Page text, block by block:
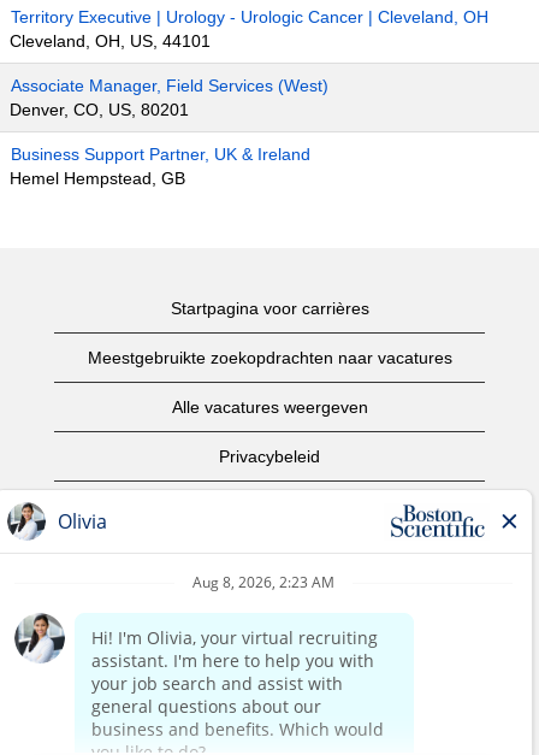
Territory Executive | Urology - Urologic Cancer | Cleveland, OH
Cleveland, OH, US, 44101
Associate Manager, Field Services (West)
Denver, CO, US, 80201
Business Support Partner, UK & Ireland
Hemel Hempstead, GB
Startpagina voor carrières
Meestgebruikte zoekopdrachten naar vacatures
Alle vacatures weergeven
Privacybeleid
Copyright informatie
Startpagina van het bedrijf